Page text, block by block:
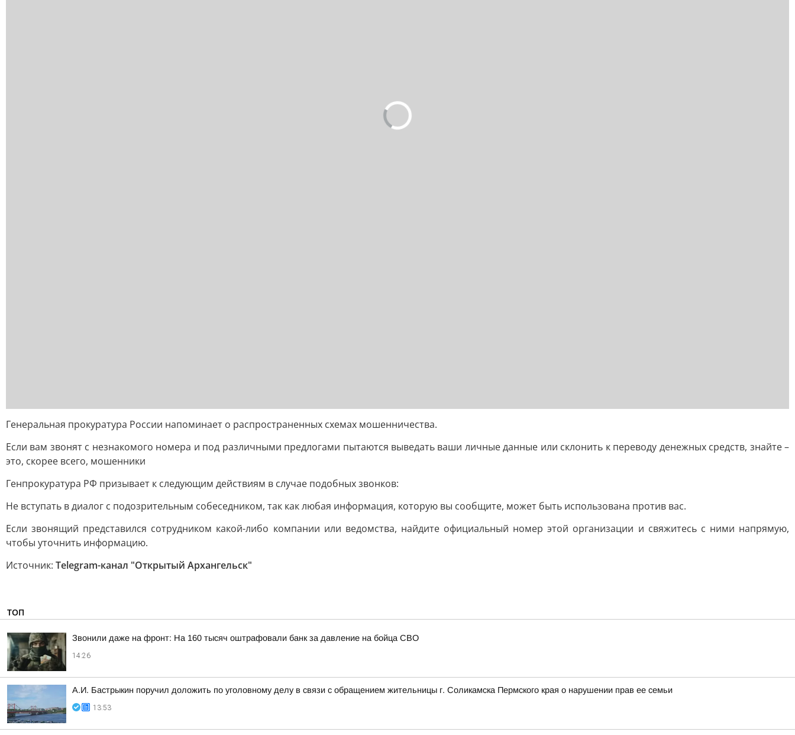
Генеральная прокуратура России напоминает о распространенных схемах мошенничества.
Если вам звонят с незнакомого номера и под различными предлогами пытаются выведать ваши личные данные или склонить к переводу денежных средств, знайте –
это, скорее всего, мошенники
Генпрокуратура РФ призывает к следующим действиям в случае подобных звонков:
Не вступать в диалог с подозрительным собеседником, так как любая информация, которую вы сообщите, может быть использована против вас.
Если звонящий представился сотрудником какой-либо компании или ведомства, найдите официальный номер этой организации и свяжитесь с ними напрямую,
чтобы уточнить информацию.
Источник: Telegram-канал "Открытый Архангельск"
ТОП
Звонили даже на фронт: На 160 тысяч оштрафовали банк за давление на бойца СВО
14:26
А.И. Бастрыкин поручил доложить по уголовному делу в связи с обращением жительницы г. Соликамска Пермского края о нарушении прав ее семьи
13:53